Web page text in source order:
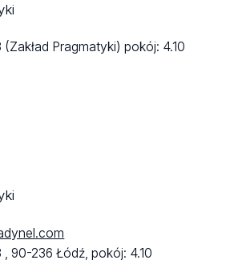
(Zakład Pragmatyki)pokój: 4.10
,90-236 Łódź,pokój: 4.10